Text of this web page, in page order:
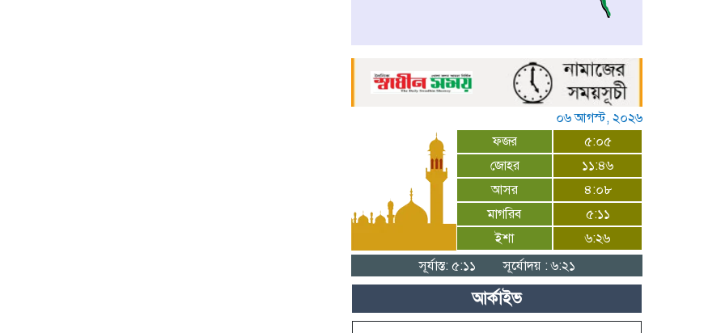
০৬ আগস্ট, ২০২৬
ফজর
৫:০৫
জোহর
১১:৪৬
আসর
৪:০৮
মাগরিব
৫:১১
ইশা
৬:২৬
সূর্যাস্ত: ৫:১১
সূর্যোদয় : ৬:২১
আর্কাইভ